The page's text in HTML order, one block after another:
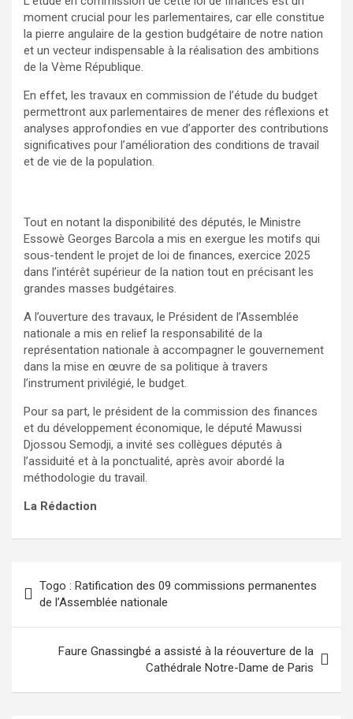
moment crucial pour les parlementaires, car elle constitue
la pierre angulaire de la gestion budgétaire de notre nation
et un vecteur indispensable à la réalisation des ambitions
de la Vème République.
En effet, les travaux en commission de l’étude du budget
permettront aux parlementaires de mener des réflexions et
analyses approfondies en vue d’apporter des contributions
significatives pour l’amélioration des conditions de travail
et de vie de la population.
Tout en notant la disponibilité des députés, le Ministre
Essowè Georges Barcola a mis en exergue les motifs qui
sous-tendent le projet de loi de finances, exercice 2025
dans l’intérêt supérieur de la nation tout en précisant les
grandes masses budgétaires.
A l’ouverture des travaux, le Président de l’Assemblée
nationale a mis en relief la responsabilité de la
représentation nationale à accompagner le gouvernement
dans la mise en œuvre de sa politique à travers
l’instrument privilégié, le budget.
Pour sa part, le président de la commission des finances
et du développement économique, le député Mawussi
Djossou Semodji, a invité ses collègues députés à
l’assiduité et à la ponctualité, après avoir abordé la
méthodologie du travail.
La Rédaction
de
l’article
Togo : Ratification des 09 commissions permanentes
de l’Assemblée nationale
Faure Gnassingbé a assisté à la réouverture de la
Cathédrale Notre-Dame de Paris